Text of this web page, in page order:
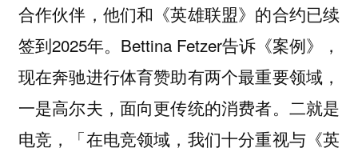
合作伙伴，他们和《英雄联盟》的合约已续
签到2025年。Bettina Fetzer告诉《案例》，
现在奔驰进行体育赞助有两个最重要领域，
一是高尔夫，面向更传统的消费者。二就是
电竞，「在电竞领域，我们十分重视与《英